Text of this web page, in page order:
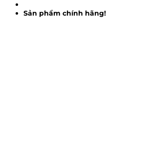
Sản phẩm chính hãng!